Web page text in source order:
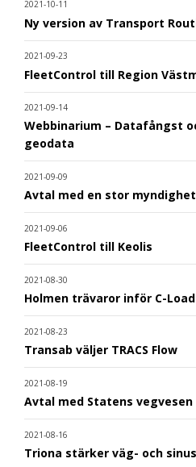
2021-10-11
Ny version av Transport
2021-09-23
FleetControl till Region
2021-09-14
Webbinarium – Datafångst
geodata
2021-09-09
Avtal med en stor
2021-09-06
FleetControl till Keolis
2021-08-30
Holmen trävaror inför C-
2021-08-23
Transab väljer TRACS Flow
2021-08-19
Avtal med Statens vegvesen
2021-08-16
Triona stärker väg- och